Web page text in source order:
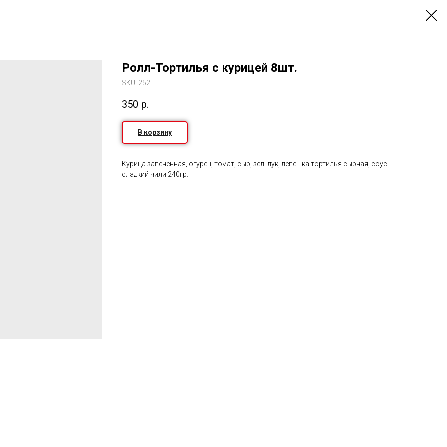
Ролл-Тортилья с курицей 8шт.
SKU: 252
350 р.
В корзину
Курица запеченная, огурец, томат, сыр, зел. лук, лепешка тортилья сырная, соус
сладкий чили 240гр.